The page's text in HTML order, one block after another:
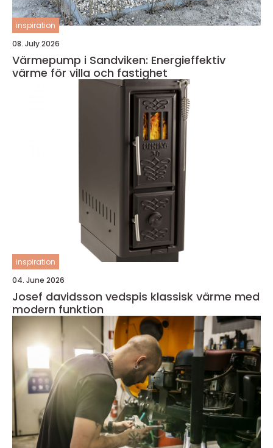
inspiration
08. July 2026
Värmepump i Sandviken: Energieffektiv
värme för villa och fastighet
inspiration
04. June 2026
Josef davidsson vedspis klassisk värme med
modern funktion